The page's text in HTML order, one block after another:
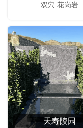
双穴 花岗岩
天寿陵园